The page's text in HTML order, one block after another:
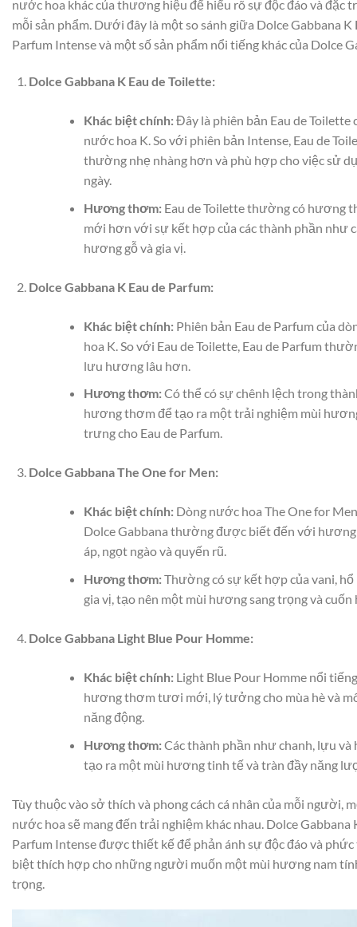
nước hoa khác của thương hiệu để hiểu rõ sự độc đáo và đặc
mỗi sản phẩm. Dưới đây là một so sánh giữa Dolce Gabbana K
Parfum Intense và một số sản phẩm nổi tiếng khác của Dolce
Dolce Gabbana K Eau de Toilette:
Khác biệt chính:Đây là phiên bản Eau de Toilette
nước hoa K. So với phiên bản Intense, Eau de
thường nhẹ nhàng hơn và phù hợp cho việc sử
ngày.
Hương thơm:Eau de Toilette thường có hương
mới hơn với sự kết hợp của các thành phần như
hương gỗ và gia vị.
Dolce Gabbana K Eau de Parfum:
Khác biệt chính:Phiên bản Eau de Parfum của
hoa K. So với Eau de Toilette, Eau de Parfum
lưu hương lâu hơn.
Hương thơm:Có thể có sự chênh lệch trong
hương thơm để tạo ra một trải nghiệm mùi
trưng cho Eau de Parfum.
Dolce Gabbana The One for Men:
Khác biệt chính:Dòng nước hoa The One for
Dolce Gabbana thường được biết đến với
áp, ngọt ngào và quyến rũ.
Hương thơm:Thường có sự kết hợp của vani, hổ
gia vị, tạo nên một mùi hương sang trọng và cuốn
Dolce Gabbana Light Blue Pour Homme:
Khác biệt chính:Light Blue Pour Homme nổi
hương thơm tươi mới, lý tưởng cho mùa hè và
năng động.
Hương thơm:Các thành phần như chanh, lựu và
tạo ra một mùi hương tinh tế và tràn đầy năng
Tùy thuộc vào sở thích và phong cách cá nhân của mỗi người,
nước hoa sẽ mang đến trải nghiệm khác nhau. Dolce Gabbana
Parfum Intense được thiết kế để phản ánh sự độc đáo và phức
biệt thích hợp cho những người muốn một mùi hương nam
trọng.